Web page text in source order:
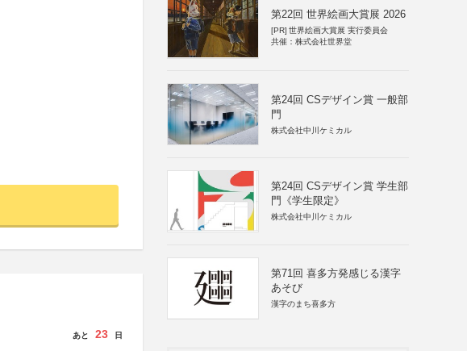
あと 23 日
第22回 世界絵画大賞展 2026
[PR] 世界絵画大賞展 実行委員会
共催：株式会社世界堂
第24回 CSデザイン賞 一般部
門
株式会社中川ケミカル
第24回 CSデザイン賞 学生部
門《学生限定》
株式会社中川ケミカル
第71回 喜多方発感じる漢字
あそび
漢字のまち喜多方